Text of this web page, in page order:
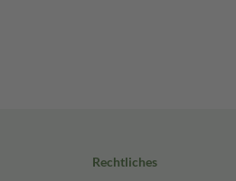
Rechtliches